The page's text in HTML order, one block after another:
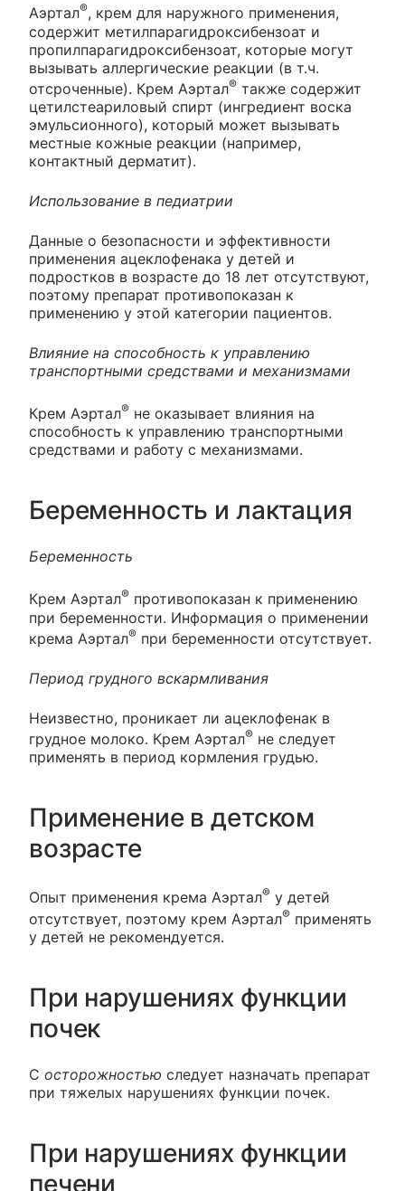
Аэртал®, крем для наружного применения,
содержит метилпарагидроксибензоат и
пропилпарагидроксибензоат, которые могут
вызывать аллергические реакции (в т.ч.
отсроченные). Крем Аэртал® также содержит
цетилстеариловый спирт (ингредиент воска
эмульсионного), который может вызывать
местные кожные реакции (например,
контактный дерматит).
Использование в педиатрии
Данные о безопасности и эффективности
применения ацеклофенака у детей и
подростков в возрасте до 18 лет отсутствуют,
поэтому препарат противопоказан к
применению у этой категории пациентов.
Влияние на способность к управлению
транспортными средствами и механизмами
Крем Аэртал® не оказывает влияния на
способность к управлению транспортными
средствами и работу с механизмами.
Беременность и лактация
Беременность
Крем Аэртал® противопоказан к применению
при беременности. Информация о применении
крема Аэртал® при беременности отсутствует.
Период грудного вскармливания
Неизвестно, проникает ли ацеклофенак в
грудное молоко. Крем Аэртал® не следует
применять в период кормления грудью.
Применение в детском
возрасте
Опыт применения крема Аэртал® у детей
отсутствует, поэтому крем Аэртал® применять
у детей не рекомендуется.
При нарушениях функции
почек
С осторожностью следует назначать препарат
при тяжелых нарушениях функции почек.
При нарушениях функции
печени